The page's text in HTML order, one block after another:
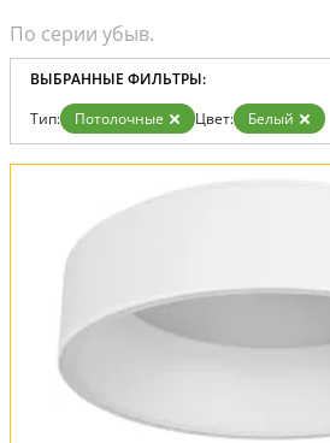
ВЫБРАННЫЕ ФИЛЬТРЫ:
Тип: Потолочные Цвет:
Белый
Вид:
Светильники